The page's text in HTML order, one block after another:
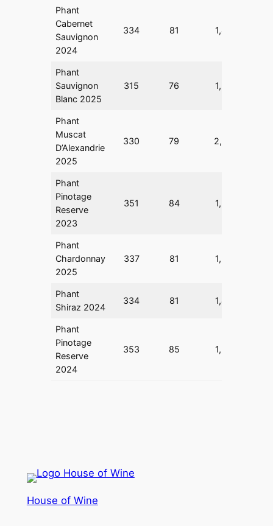
Phant
Cabernet
Sauvignon
2024
334 81 1,4
Phant
Sauvignon
Blanc 2025
315 76 1,2
Phant
Muscat
D’Alexandrie
2025
330 79 2,8
Phant
Pinotage
Reserve
2023
351 84 1,5
Phant
Chardonnay
2025
337 81 1,5
Phant
Shiraz 2024
334 81 1,4
Phant
Pinotage
Reserve
2024
353 85 1,5
House of Wine